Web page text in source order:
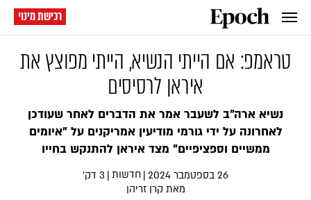
רכישת מינוי
טראמפ: אם הייתי הנשיא, הייתי מפוצץ את
איראן לרסיסים
נשיא ארה"ב לשעבר אמר את הדברים לאחר שעודכן
לאחרונה על ידי גורמי מודיעין אמריקנים על "איומים
ממשיים וספציפיים" מצד איראן להתנקש בחייו
26 בספטמבר 2024 | חדשות | 3 דק׳
מאת קרן זריהן